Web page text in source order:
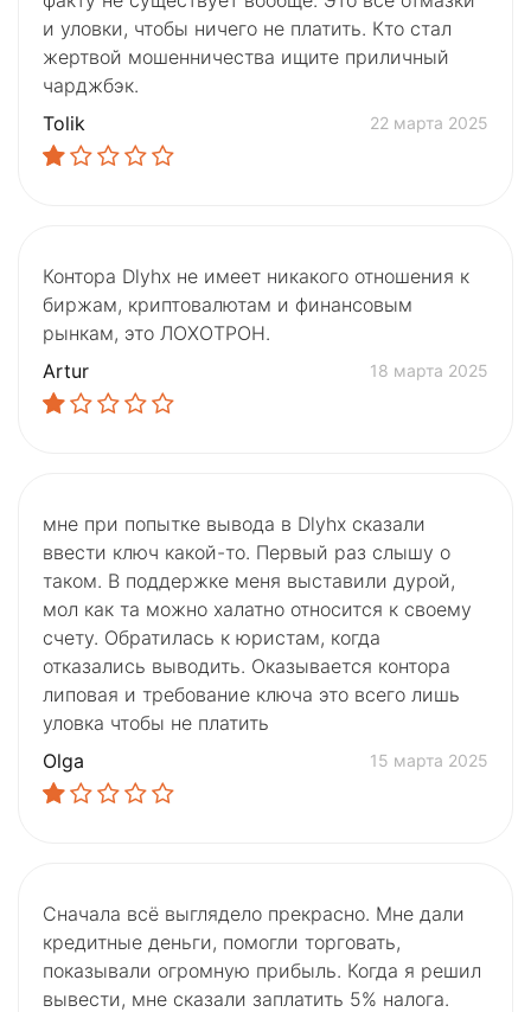
и уловки, чтобы ничего не платить. Кто стал
жертвой мошенничества ищите приличный
чарджбэк.
Tolik
22 марта 2025
Контора Dlyhx не имеет никакого отношения к
биржам, криптовалютам и финансовым
рынкам, это ЛОХОТРОН.
Artur
18 марта 2025
мне при попытке вывода в Dlyhx сказали
ввести ключ какой-то. Первый раз слышу о
таком. В поддержке меня выставили дурой,
мол как та можно халатно относится к своему
счету. Обратилась к юристам, когда
отказались выводить. Оказывается контора
липовая и требование ключа это всего лишь
уловка чтобы не платить
Olga
15 марта 2025
Сначала всё выглядело прекрасно. Мне дали
кредитные деньги, помогли торговать,
показывали огромную прибыль. Когда я решил
вывести, мне сказали заплатить 5% налога.